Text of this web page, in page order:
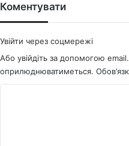
Коментувати
Увійти через соцмережі
Або увійдіть за допомогою
оприлюднюватиметься.